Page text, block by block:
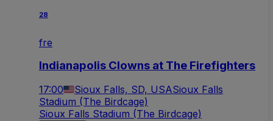
28
fre
Indianapolis Clowns at The Firefighters
17:00 Sioux Falls, SD, USASioux Falls
Stadium (The Birdcage)
Sioux Falls Stadium (The Birdcage)